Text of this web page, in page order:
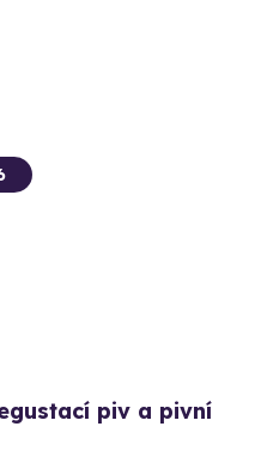
piv a pivní